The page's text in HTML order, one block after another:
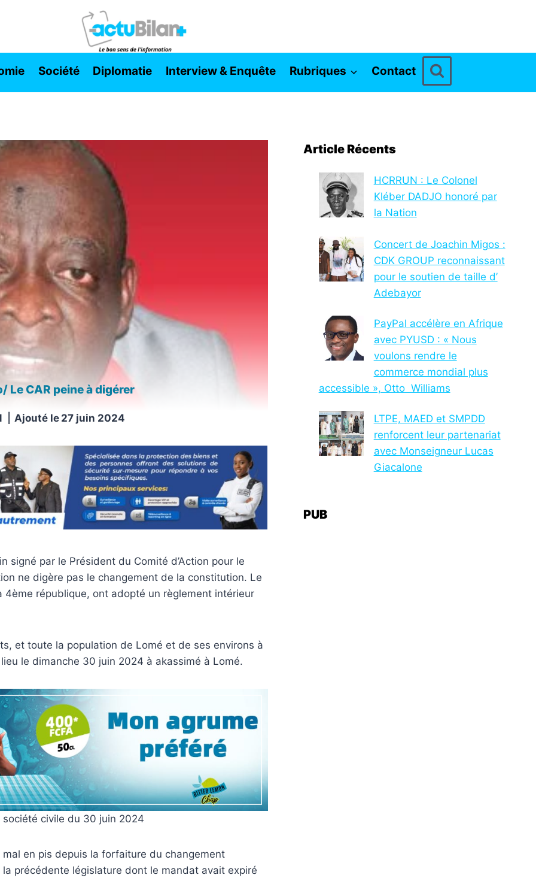
Société Diplomatie Interview & Enquête Rubriques Contact
Le CAR peine à digérer
Ajouté le 27 juin 2024
signé par le Président du Comité d’Action pour le
ne digère pas le changement de la constitution. Le
république, ont adopté un règlement intérieur
et toute la population de Lomé et de ses environs à
le dimanche 30 juin 2024 à akassimé à Lomé.
civile du 30 juin 2024
en pis depuis la forfaiture du changement
précédente législature dont le mandat avait expiré
Article Récents
HCRRUN : Le Colonel
Kléber DADJO honoré par
la Nation
Concert de Joachin Migos :
CDK GROUP reconnaissant
pour le soutien de taille d’
Adebayor
PayPal accélère en Afrique
avec PYUSD : « Nous
voulons rendre le
commerce mondial plus
accessible », Otto Williams
LTPE, MAED et SMPDD
renforcent leur partenariat
avec Monseigneur Lucas
Giacalone
PUB